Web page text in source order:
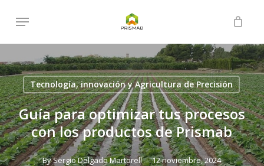
Menu
Close
Tecnología, innovación y Agricultura de Precisión
Guía para optimizar tus procesos
con los productos de Prismab
BySergio Delgado Martorell
12 noviembre, 2024